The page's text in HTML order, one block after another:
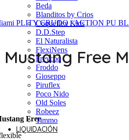
Beda
Blanditos by Crios
Coqueflex Kids
D.D.Step
El Naturalista
FlexiNens
Freycoo
Froddo
Gioseppo
Piruflex
Poco Nido
Old Soles
Robeez
Timmo
LIQUIDACIÓN
PLITY CRUDO / ACTION PU
Free
Free